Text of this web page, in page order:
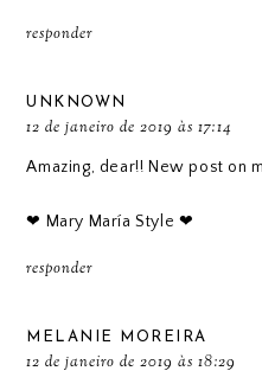
responder
UNKNOWN
12 de janeiro de 2019 às 17:14
Amazing, dear!! New post on
❤ Mary María Style ❤
responder
MELANIE MOREIRA
12 de janeiro de 2019 às 18:29